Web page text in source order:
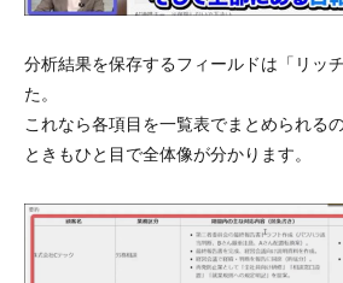
分析結果を保存するフィールドは「リッ
た。
これなら各項目を一覧表でまとめられる
ときもひと目で全体像が分かります。